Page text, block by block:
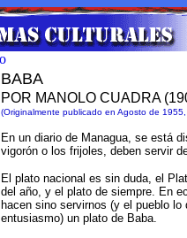
BABA
POR MANOLO CUADRA
(Originalmente publicado en Agosto de
En un diario de Managua, se está
vigorón o los frijoles, deben servir
El plato nacional es sin duda, el
del año, y el plato de siempre. En
hacen sino servirnos (y el pueblo
entusiasmo) un plato de Baba.